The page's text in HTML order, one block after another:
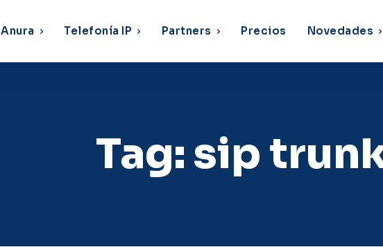
Anura Telefonía IP Partners Precios Novedades
Tag: sip